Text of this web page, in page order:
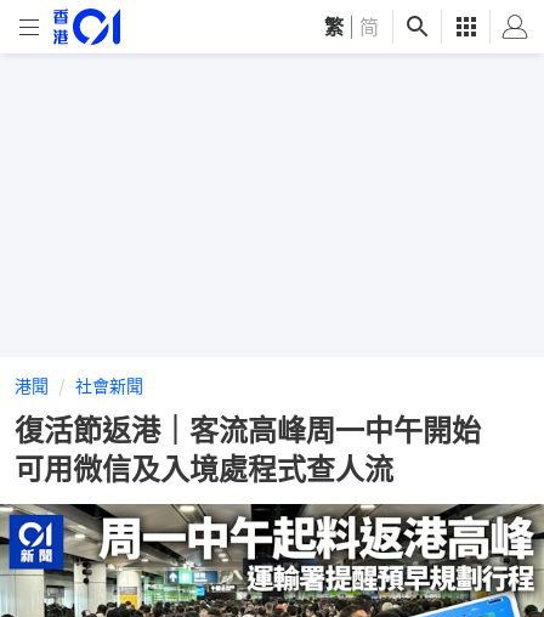
繁 简
港聞 社會新聞
復活節返港｜客流高峰周一中午開始
可用微信及入境處程式查人流